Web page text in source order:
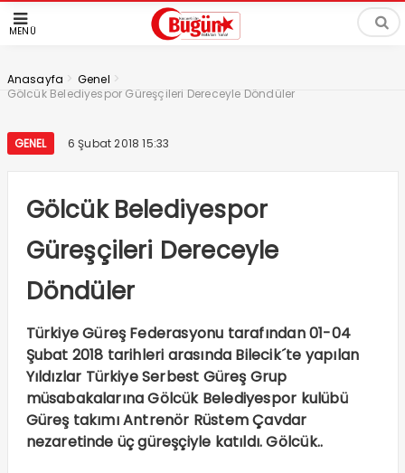
MENÜ
Anasayfa > Genel >
Gölcük Belediyespor Güreşçileri Dereceyle Döndüler
GENEL 6 Şubat 2018 15:33
Gölcük Belediyespor
Güreşçileri Dereceyle
Döndüler
Türkiye Güreş Federasyonu tarafından 01-04
Şubat 2018 tarihleri arasında Bilecik´te yapılan
Yıldızlar Türkiye Serbest Güreş Grup
müsabakalarına Gölcük Belediyespor kulübü
Güreş takımı Antrenör Rüstem Çavdar
nezaretinde üç güreşçiyle katıldı. Gölcük..